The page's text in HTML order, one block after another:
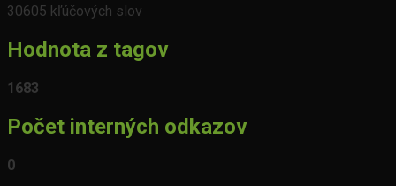
30605 kľúčových slov
Hodnota z tagov
1683
Počet interných odkazov
0